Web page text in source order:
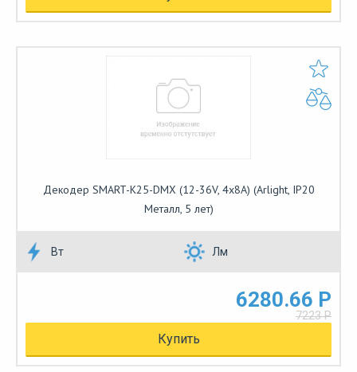
Декодер SMART-K25-DMX (12-36V, 4x8A) (Arlight, IP20
Металл, 5 лет)
Вт Лм
6280.66 Р
7223 Р
Купить